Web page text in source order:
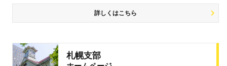
詳しくはこちら
札幌支部